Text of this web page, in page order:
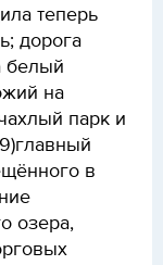
теперь
дорога
белый
на
парк и
в
озера,